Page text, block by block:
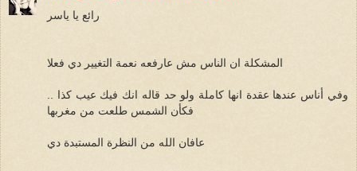
رائع يا ياسر
المشكلة ان الناس مش عارفعه نعمة التغيير دي فعلا
وفي أناس عندها عقدة انها كاملة ولو حد قاله انك فيك عيب كذا ..
فكأن الشمس طلعت من مغربها
عافان الله من النظرة المستبدة دي